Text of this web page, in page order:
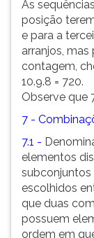
As
posição
e para a
arranjos,
contagem,
10.9.8 = 720.
Observe que
7 -
7.1 -
elementos
escolhidos
que duas
possuem
ordem em